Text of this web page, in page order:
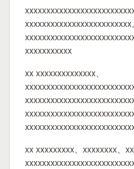
xxxxxxxxxxxxxxxxxxxxxxxxx。
xxxxxxxxxxx
xx xxxxxxxxxxxxxx、
xxxxxxxxxxxxxxxxxxxxxxxxxx
xx xxxxxxxxx、xxxxxxxx、